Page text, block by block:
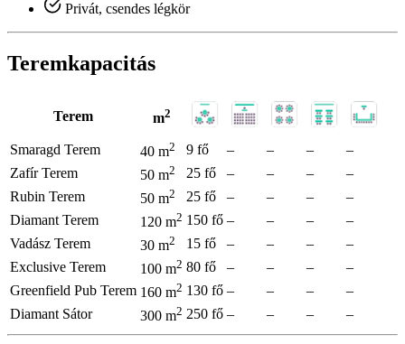
Privát, csendes légkör
Teremkapacitás
Terem m2
Smaragd Terem 40 m2 9 fő – – –
–
Zafír Terem
50 m2 25 fő – – –
–
Rubin Terem
50 m2 25 fő – – –
–
Diamant Terem
120 m2 150 fő – – –
–
Vadász Terem
30 m2 15 fő – – –
–
Exclusive Terem
100 m2 80 fő – – –
–
Greenfield Pub Terem 160 m2 130 fő – – –
–
Diamant Sátor
300 m2 250 fő – – – –